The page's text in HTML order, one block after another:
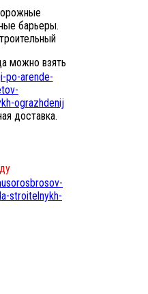
барьеры.
можно взять
po-arende-
ograzhdenij
доставка.
stroitelnykh-